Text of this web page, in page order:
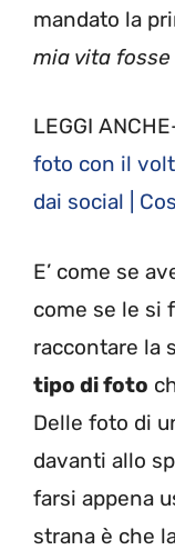
mandato la
mia vita
LEGGI
foto con il
dai social |
E’ come se
come se le si
raccontare la
tipo di foto
Delle foto di
davanti allo
farsi appena
strana è che